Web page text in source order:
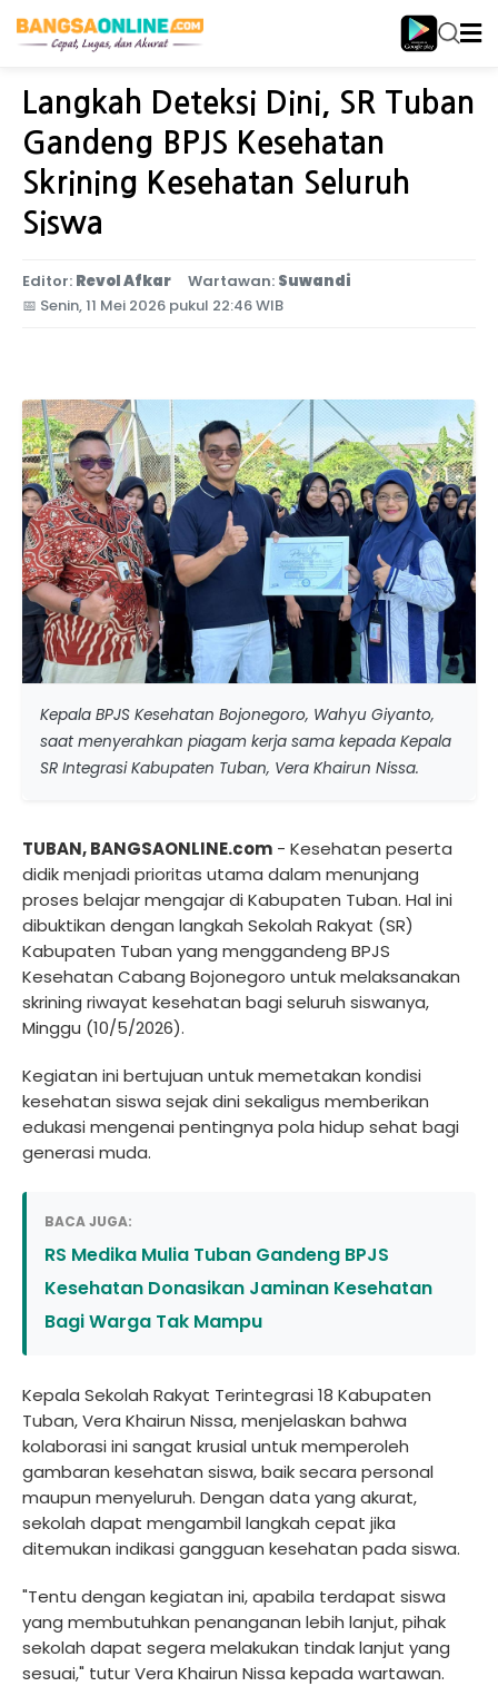
Home Jawa Timur
Langkah Deteksi Dini, SR Tuban
Gandeng BPJS Kesehatan
Skrining Kesehatan Seluruh
Siswa
Editor: Revol Afkar Wartawan: Suwandi
📅 Senin, 11 Mei 2026 pukul 22:46 WIB
Kepala BPJS Kesehatan Bojonegoro, Wahyu Giyanto,
saat menyerahkan piagam kerja sama kepada Kepala
SR Integrasi Kabupaten Tuban, Vera Khairun Nissa.
TUBAN, BANGSAONLINE.com - Kesehatan peserta
didik menjadi prioritas utama dalam menunjang
proses belajar mengajar di Kabupaten Tuban. Hal ini
dibuktikan dengan langkah Sekolah Rakyat (SR)
Kabupaten Tuban yang menggandeng BPJS
Kesehatan Cabang Bojonegoro untuk melaksanakan
skrining riwayat kesehatan bagi seluruh siswanya,
Minggu (10/5/2026).
Kegiatan ini bertujuan untuk memetakan kondisi
kesehatan siswa sejak dini sekaligus memberikan
edukasi mengenai pentingnya pola hidup sehat bagi
generasi muda.
BACA JUGA:
RS Medika Mulia Tuban Gandeng BPJS
Kesehatan Donasikan Jaminan Kesehatan
Bagi Warga Tak Mampu
Kepala Sekolah Rakyat Terintegrasi 18 Kabupaten
Tuban, Vera Khairun Nissa, menjelaskan bahwa
kolaborasi ini sangat krusial untuk memperoleh
gambaran kesehatan siswa, baik secara personal
maupun menyeluruh. Dengan data yang akurat,
sekolah dapat mengambil langkah cepat jika
ditemukan indikasi gangguan kesehatan pada siswa.
"Tentu dengan kegiatan ini, apabila terdapat siswa
yang membutuhkan penanganan lebih lanjut, pihak
sekolah dapat segera melakukan tindak lanjut yang
sesuai," tutur Vera Khairun Nissa kepada wartawan.